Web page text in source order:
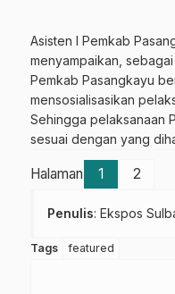
Asisten I Pemkab
menyampaikan,
Pemkab Pasangkayu
mensosialisasikan
Sehingga pelaksanaan
sesuai dengan yang
Halaman 1 2
Penulis: Ekspos
Tags featured